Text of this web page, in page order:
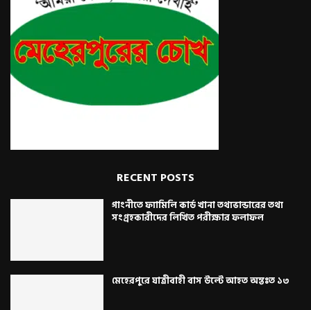
RECENT POSTS
গাংনীতে ফ্যামিলি কার্ড খানা তথ্যভান্ডারের তথ্য
সংগ্রহকারীদের লিখিত পরীক্ষার ফলাফল
মেহেরপুরে যাত্রীবাহী বাস উল্টে আহত অন্তঃত ১৩